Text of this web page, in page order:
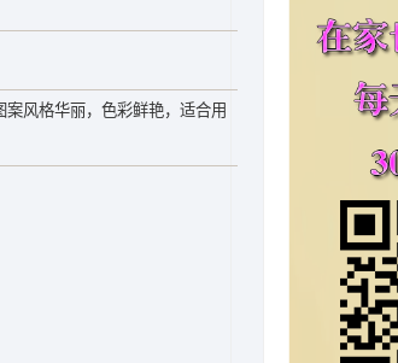
风格华丽，色彩鲜艳，适合用